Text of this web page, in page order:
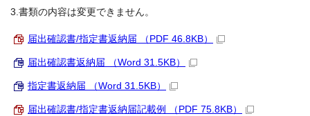
3.書類の内容は変更できません。
届出確認書/指定書返納届 （PDF 46.8KB）
届出確認書返納届 （Word 31.5KB）
指定書返納届 （Word 31.5KB）
届出確認書/指定書返納届記載例 （PDF 75.8KB）